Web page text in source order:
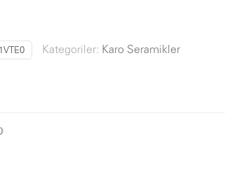
Kategoriler: Karo Seramikler